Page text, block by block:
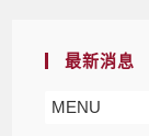
最新消息
MENU